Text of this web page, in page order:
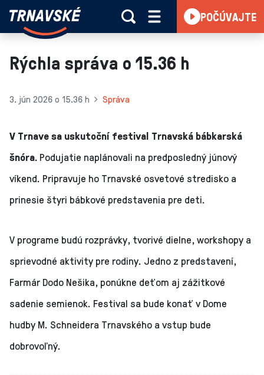
Skočiť na obsah
Trnavské
Vieme,
čo
deje
POČÚVAJTE
Rýchla správa o 15.36 h
3. jún 2026 o 15.36 h Správa
V Trnave sa uskutoční festival Trnavská bábkarská
šnóra. Podujatie naplánovali na predposledný júnový
víkend. Pripravuje ho Trnavské osvetové stredisko a
prinesie štyri bábkové predstavenia pre deti.
V programe budú rozprávky, tvorivé dielne, workshopy a
sprievodné aktivity pre rodiny. Jedno z predstavení,
Farmár Dodo Nešika, ponúkne deťom aj zážitkové
sadenie semienok. Festival sa bude konať v Dome
hudby M. Schneidera Trnavského a vstup bude
dobrovoľný.